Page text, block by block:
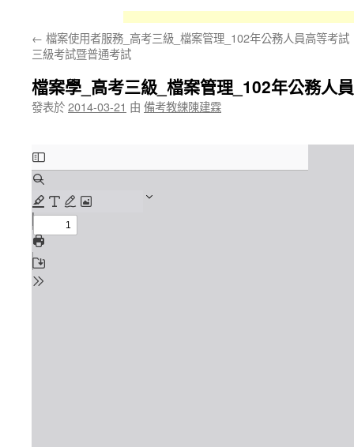
← 檔案使用者服務_高考三級_檔案管理_102年公務人員高等考試
三級考試暨普通考試
檔案學_高考三級_檔案管理_102年公務人
發表於2014-03-21 由 備考教練陳建霖